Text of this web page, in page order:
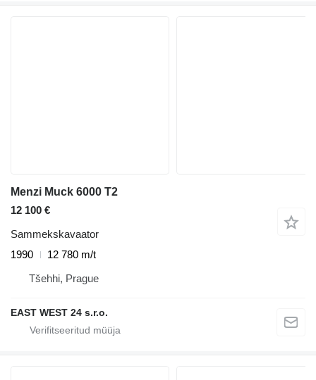
Menzi Muck 6000 T2
12 100 €
Sammekskavaator
1990
12 780 m/t
Tšehhi, Prague
EAST WEST 24 s.r.o.